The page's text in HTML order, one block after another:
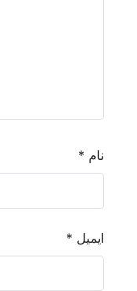
نام *
ایمیل *